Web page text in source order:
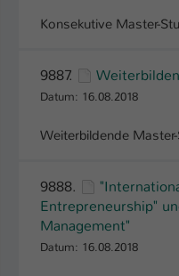
Konsekutive Master-
9887.
Datum: 16.08.2018
Weiterbildende
9888.
Entrepreneurship"
Management"
Datum: 16.08.2018